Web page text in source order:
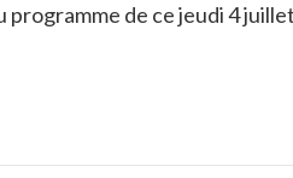
programme de ce jeudi 4